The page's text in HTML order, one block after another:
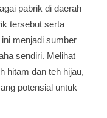
pabrik di daerah
tersebut serta
menjadi sumber
sendiri. Melihat
hitam dan teh hijau,
potensial untuk